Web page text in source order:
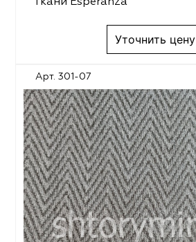
Уточнить цену
Арт. 301-07